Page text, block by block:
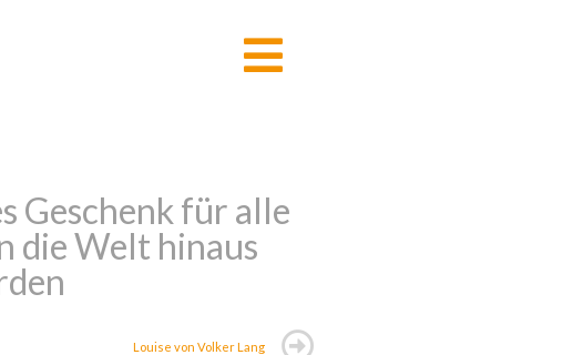
Geschenk für alle
die Welt hinaus
Louise von Volker Lang